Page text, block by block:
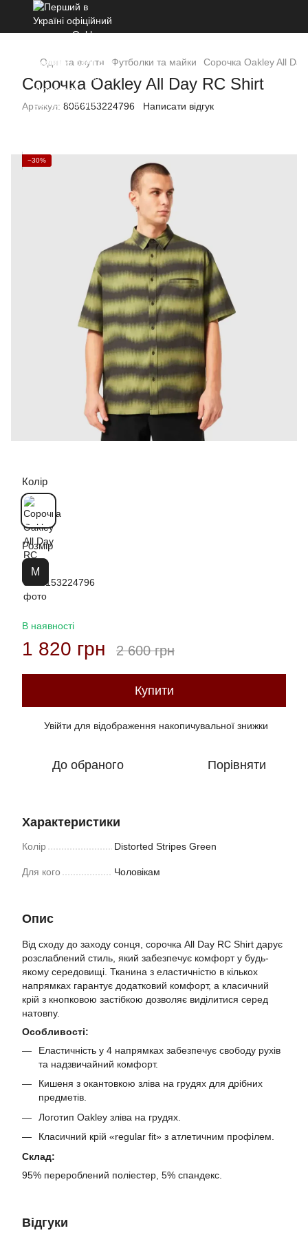
Одяг та взуття Футболки та майки Сорочка Oakley All
Сорочка Oakley All Day RC Shirt
Артикул: 8056153224796 Написати відгук
−30%
Колір
Розмір
M
В наявності
1 820 грн 2 600 грн
Купити
Увійти для відображення накопичувальної знижки
До обраного Порівняти
Характеристики
Колір Distorted Stripes Green
Для кого Чоловікам
Опис
Від сходу до заходу сонця, сорочка All Day RC Shirt дарує
розслаблений стиль, який забезпечує комфорт у будь-
якому середовищі. Тканина з еластичністю в кількох
напрямках гарантує додатковий комфорт, а класичний
крій з кнопковою застібкою дозволяє виділитися серед
натовпу.
Особливості:
Еластичність у 4 напрямках забезпечує свободу рухів
та надзвичайний комфорт.
Кишеня з окантовкою зліва на грудях для дрібних
предметів.
Логотип Oakley зліва на грудях.
Класичний крій «regular fit» з атлетичним профілем.
Склад:
95% перероблений поліестер, 5% спандекс.
Відгуки